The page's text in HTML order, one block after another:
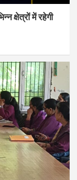
क्षेत्रों में रहेगी